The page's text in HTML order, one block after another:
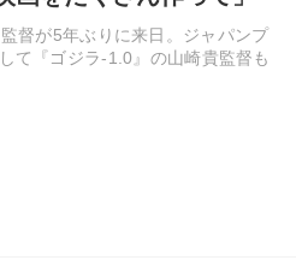
督が5年ぶりに来日。ジャパンプ
て『ゴジラ-1.0』の山崎貴監督も